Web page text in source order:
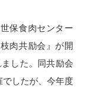
保食肉センター
肉共励会』が開
した。同共励会
したが、今年度